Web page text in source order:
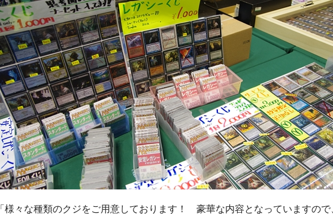
「様々な種類のクジをご用意しております！ 豪華な内容となっていますの